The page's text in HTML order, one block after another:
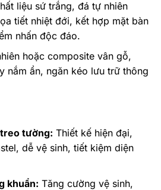
liệu sứ trắng, đá tự nhiên
tiết nhiệt đới, kết hợp mặt bàn
nhấn độc đáo.
hoặc composite vân gỗ,
nắm ẩn, ngăn kéo lưu trữ thông
tường: Thiết kế hiện đại,
dễ vệ sinh, tiết kiệm diện
khuẩn: Tăng cường vệ sinh,